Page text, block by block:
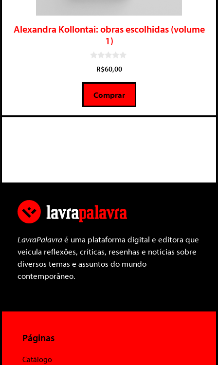
Alexandra Kollontai: obras escolhidas (volume
1)
5
R$60,00
Comprar
LavraPalavraé uma plataforma digital e editora que
veicula reflexões, críticas, resenhas e notícias sobre
diversos temas e assuntos do mundo
contemporâneo.
Páginas
Catálogo